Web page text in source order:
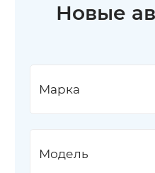
Новые
Марка
Модель